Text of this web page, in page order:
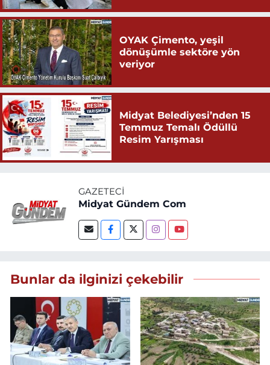
OYAK Çimento, yeşil
dönüşümle sektöre yön
veriyor
Midyat Belediyesi’nden 15
Temmuz Temalı Ödüllü
Resim Yarışması
GAZETECI
Midyat Gündem Com
Bunlar da ilginizi çekebilir